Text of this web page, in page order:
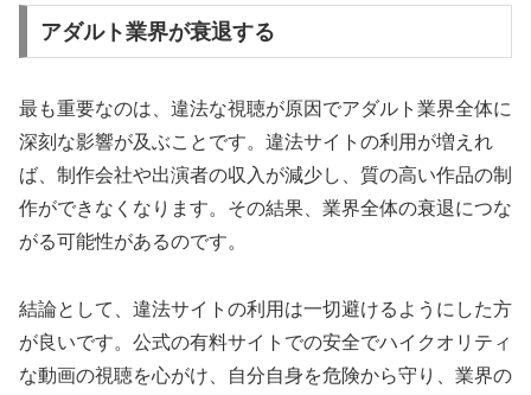
アダルト業界が衰退する
最も重要なのは、違法な視聴が原因でアダルト業界全体に
深刻な影響が及ぶことです。違法サイトの利用が増えれ
ば、制作会社や出演者の収入が減少し、質の高い作品の制
作ができなくなります。その結果、業界全体の衰退につな
がる可能性があるのです。
結論として、違法サイトの利用は一切避けるようにした方
が良いです。公式の有料サイトでの安全でハイクオリティ
な動画の視聴を心がけ、自分自身を危険から守り、業界の